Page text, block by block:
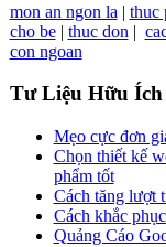
mon an ngon la | thuc
cho be| thuc don |
con ngoan
Tư Liệu Hữu Ích
Mẹo cực đơn
Chọn thiết kế
phẩm tốt
Cách tăng lượt
Cách khắc
Quảng Cáo